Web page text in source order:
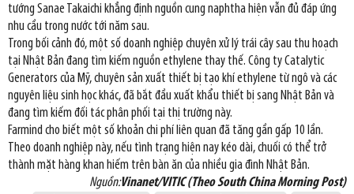
tướng Sanae Takaichi khẳng định nguồn cung naphtha hiện vẫn đủ đáp ứng
nhu cầu trong nước tới năm sau.
Trong bối cảnh đó, một số doanh nghiệp chuyên xử lý trái cây sau thu hoạch
tại Nhật Bản đang tìm kiếm nguồn ethylene thay thế. Công ty Catalytic
Generators của Mỹ, chuyên sản xuất thiết bị tạo khí ethylene từ ngô và các
nguyên liệu sinh học khác, đã bắt đầu xuất khẩu thiết bị sang Nhật Bản và
đang tìm kiếm đối tác phân phối tại thị trường này.
Farmind cho biết một số khoản chi phí liên quan đã tăng gần gấp 10 lần.
Theo doanh nghiệp này, nếu tình trạng hiện nay kéo dài, chuối có thể trở
thành mặt hàng khan hiếm trên bàn ăn của nhiều gia đình Nhật Bản.
Nguồn:Vinanet/VITIC (Theo South China Morning Post)